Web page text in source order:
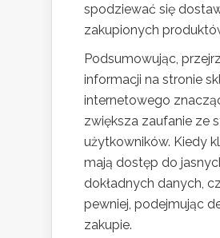
spodziewać się
zakupionych
Podsumowując,
informacji na stronie
internetowego
zwiększa zaufanie ze
użytkowników. Kiedy
mają dostęp do
dokładnych danych,
pewniej, podejmując
zakupie.